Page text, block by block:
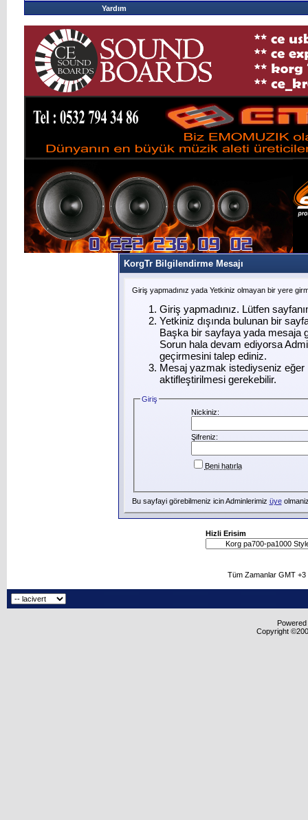
Yardım
KorgTr Bilgilendirme Mesajı
Giriş yapmadınız yada Yetkiniz olmayan bir yere
Giriş yapmadınız. Lütfen
Yetkiniz dışında bulunan bir
Başka bir sayfaya yada mesaja
Sorun hala devam ediyorsa
geçirmesini talep ediniz.
Mesaj yazmak istediyseniz eğer
aktifleştirilmesi gerekebilir.
Giriş
Nickiniz:
Şifreniz:
Beni hatırla
Bu sayfayi görebilmeniz icin Adminlerimiz üye
Hizli Erisim
Tüm Zamanlar GMT
Copyright